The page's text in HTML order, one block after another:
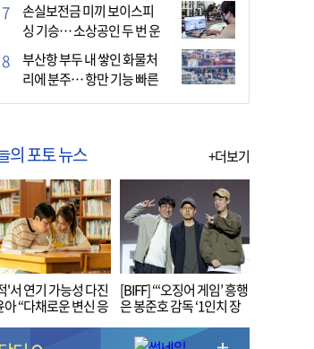
손실보전금 미끼 보이스피
싱 기승… 소상공인 두 번 운
다
부산항 부두 내 쌓인 화물처
리에 분주… 항만 기능 빠른
회복세
의 포토 뉴스 +더보기
'서 연기 가능성 다진
아 “다채로운 변신 응
[BIFF] “‘오징어 게임’ 흥행
은 봉준호 감독 ‘1인치 장